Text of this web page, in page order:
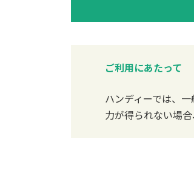
ご利用にあたって
ハンディーでは、
力が得られない場